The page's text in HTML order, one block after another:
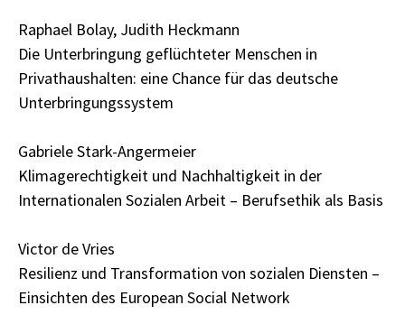
Raphael Bolay, Judith Heckmann
Die Unterbringung geflüchteter Menschen in
Privathaushalten: eine Chance für das deutsche
Unterbringungssystem
Gabriele Stark-Angermeier
Klimagerechtigkeit und Nachhaltigkeit in der
Internationalen Sozialen Arbeit – Berufsethik als Basis
Victor de Vries
Resilienz und Transformation von sozialen Diensten –
Einsichten des European Social Network